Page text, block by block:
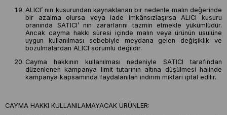
ALICI’ nın kusurundan kaynaklanan bir nedenle malın değerinde
bir azalma olursa veya iade imkânsızlaşırsa ALICI kusuru
oranında SATICI’ nın zararlarını tazmin etmekle yükümlüdür.
Ancak cayma hakkı süresi içinde malın veya ürünün usulüne
uygun kullanılması sebebiyle meydana gelen değişiklik ve
bozulmalardan ALICI sorumlu değildir.
Cayma hakkının kullanılması nedeniyle SATICI tarafından
düzenlenen kampanya limit tutarının altına düşülmesi halinde
kampanya kapsamında faydalanılan indirim miktarı iptal edilir.
CAYMA HAKKI KULLANILAMAYACAK ÜRÜNLER: